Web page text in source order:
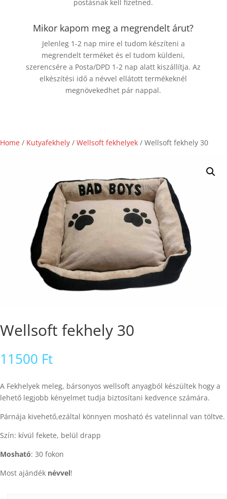
postásnak kell fizetned.
Mikor kapom meg a megrendelt árut?
Jelenleg 1-2 nap mire el tudom készíteni a
megrendelt terméket és el tudom küldeni,
szerencsére a Posta/DPD 1-2 nap alatt kiszállítja. Az
elkészítési idő a névvel ellátott termékeknél
megnövekedhet pár nappal.
Home / Kutyafekhely / Wellsoft fekhelyek / Wellsoft fekhely 30
Wellsoft fekhely 30
11500 Ft
A Fekhelyek meleg, bársonyos wellsoft anyagból készültek hogy a
lehető legjobb kényelmet tudja biztosítani kedvence számára.
Párnája kivehető,ezáltal könnyen mosható és vatelinnal van töltve.
Szín: kívül fekete, belül drapp
Mosható: 30 fokon
Most ajándék névvel!